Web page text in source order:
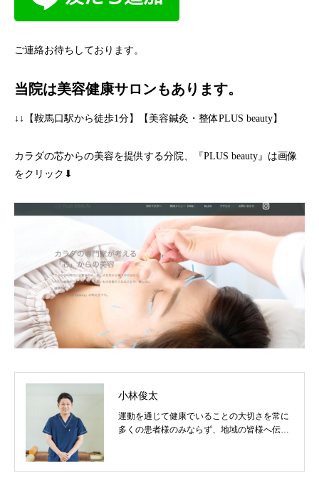
ご連絡お待ちしております。
当院は美容健康サロンもあります。
↓↓【鞍馬口駅から徒歩1分】【美容鍼灸・整体PLUS beauty】
カラダの芯からの美容を提供する分院、『PLUS beauty』は画像
をクリック⬇︎
小林俊太
運動を通じて健康でいることの大切さを常に
多くの患者様のみならず、地域の皆様へ伝え